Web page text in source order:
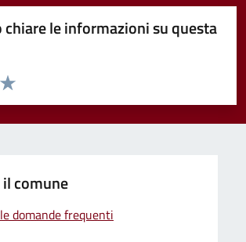
chiare le informazioni su questa
la pagina
5 stelle su 5
4 stelle su 5
su 5
su 5
5
comune
domande frequenti